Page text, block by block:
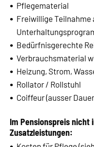
Pflegematerial
Freiwillige
Bedürfnisgerechte
Verbrauchsmaterial
Heizung, Strom,
Rollator / Rollstuhl
Coiffeur (ausser
Im Pensionspreisnicht
Zusatzleistungen: